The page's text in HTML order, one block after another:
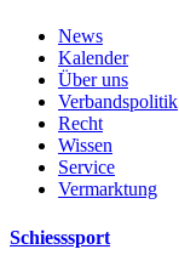
News
Kalender
Über uns
Verbandspolitik
Recht
Wissen
Service
Vermarktung
Schiesssport